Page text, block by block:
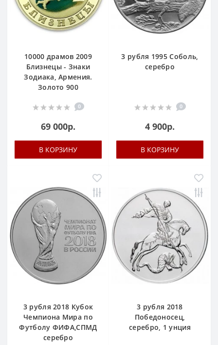
10000 драмов 2009
Близнецы - Знаки
Зодиака, Армения.
Золото 900
0
69 000р.
В КОРЗИНУ
3 рубля 1995 Соболь,
серебро
0
4 900р.
В КОРЗИНУ
3 рубля 2018 Кубок
Чемпиона Мира по
Футболу ФИФА,СПМД
серебро
3 рубля 2018
Победоносец,
серебро, 1 унция